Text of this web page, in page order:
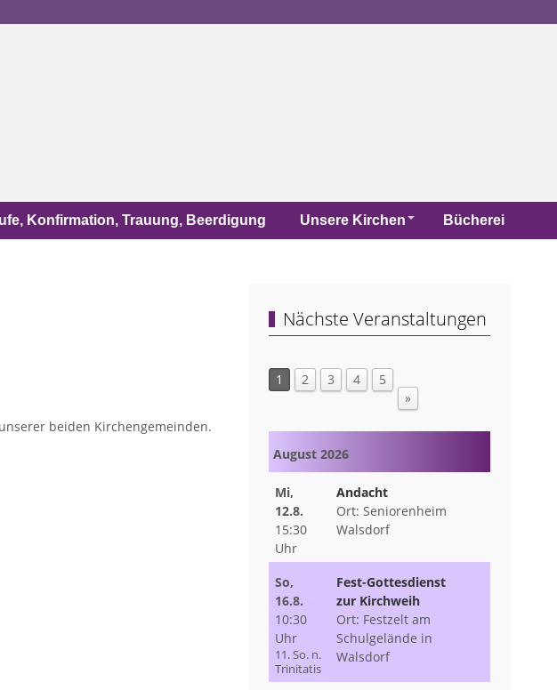
Konfirmation, Trauung, Beerdigung Unsere Kirchen Bücherei
beiden Kirchengemeinden.
Nächste Veranstaltungen
1 2 3 4
5
»
August 2026
Mi,
12.8.
15:30
Uhr
Andacht
Seniorenheim
Walsdorf
So,
16.8.
10:30
Uhr
11. So. n.
Trinitatis
Fest-Gottesdienst
zur Kirchweih
Festzelt am
Schulgelände in
Walsdorf